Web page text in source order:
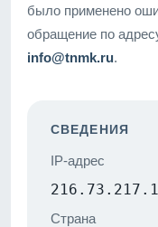
было применено
обращение по
info@tnmk.ru.
СВЕДЕНИЯ
IP-адрес
Страна